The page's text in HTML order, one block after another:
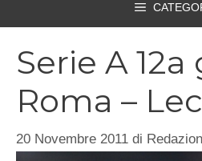
Serie A
Roma –
20 Novembre 2011 di